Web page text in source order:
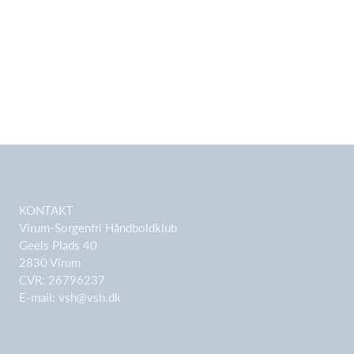
KONTAKT
Virum-Sorgenfri Håndboldklub
Geels Plads 40
2830 Virum
CVR: 26796237
E-mail: vsh@vsh.dk